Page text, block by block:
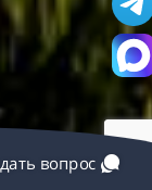
вопрос